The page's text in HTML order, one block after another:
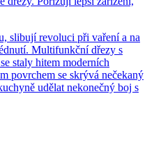
slibují revoluci při vaření a na
Multifunkční dřezy s
staly hitem moderních
povrchem se skrývá nečekaný
udělat nekonečný boj s